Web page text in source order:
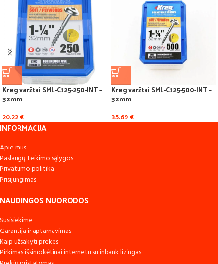
Kreg varžtai SML-C125-250-INT –
32mm
20.22€
Kreg varžtai SML-C125-500-INT –
32mm
35.69€
INFORMACIJA
Apie mus
Paslaugų teikimo sąlygos
Privatumo politika
Prisijungimas
NAUDINGOS NUORODOS
Susisiekime
Garantija ir aptarnavimas
Kaip užsakyti prekes
Pirkimas išsimokėtinai internetu su inbank lizingas